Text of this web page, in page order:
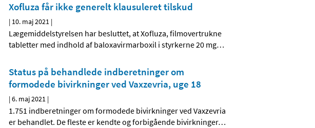
Xofluza får ikke generelt klausuleret tilskud
| 10. maj 2021 |
Lægemiddelstyrelsen har besluttet, at Xofluza, filmovertrukne
tabletter med indhold af baloxavirmarboxil i styrkerne 20 mg…
Status på behandlede indberetninger om
formodede bivirkninger ved Vaxzevria, uge 18
|6. maj 2021 |
1.751 indberetninger om formodede bivirkninger ved Vaxzevria
er behandlet. De fleste er kendte og forbigående bivirkninger…